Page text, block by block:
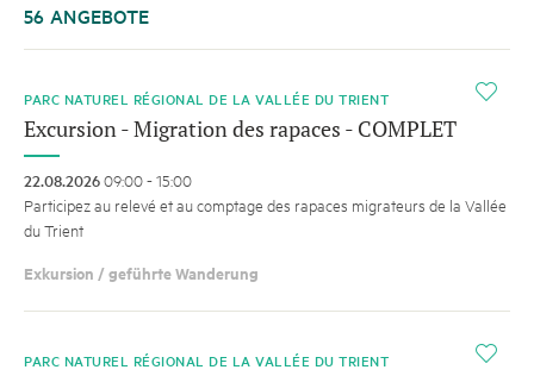
56 ANGEBOTE
i
PARC NATUREL RÉGIONAL DE LA VALLÉE DU TRIENT
Excursion - Migration des rapaces - COMPLET
22.08.202609:00 - 15:00
Participez au relevé et au comptage des rapaces migrateurs de la Vallée
du Trient
Exkursion / geführte Wanderung
i
PARC NATUREL RÉGIONAL DE LA VALLÉE DU TRIENT